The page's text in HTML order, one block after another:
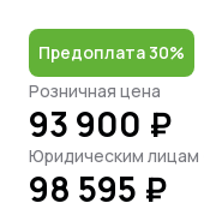
Предоплата 30%
Розничная цена
93 900 ₽
Юридическим
98 595 ₽